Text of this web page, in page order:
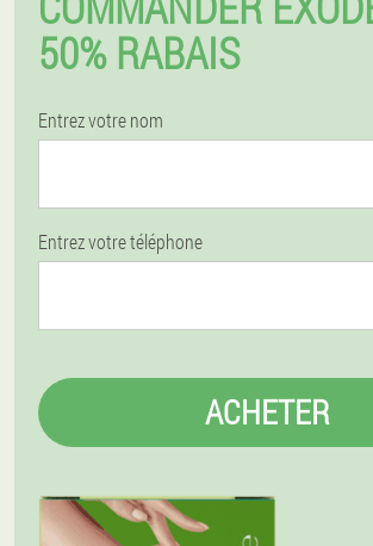
50% RABAIS
Entrez votre nom
Entrez votre téléphone
ACHETER